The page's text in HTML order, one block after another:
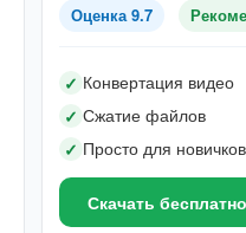
Оценка 9.7
✓ Конвертация видео
✓ Сжатие файлов
✓ Просто для новичков
Скачать